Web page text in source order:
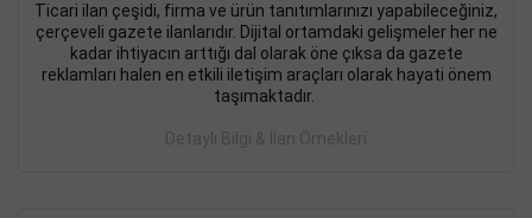
Ticari ilan çeşidi, firma ve ürün tanıtımlarınızı yapabileceğiniz,
çerçeveli gazete ilanlarıdır. Dijital ortamdaki gelişmeler her ne
kadar ihtiyacın arttığı dal olarak öne çıksa da gazete
reklamları halen en etkili iletişim araçları olarak hayati önem
taşımaktadır.
Detaylı Bilgi & İlan Örnekleri
BAKIRKÖY SATILIK İlanı- 11.09.2018
KARTALTEPEde kelepir 2+ 1 satılık daire